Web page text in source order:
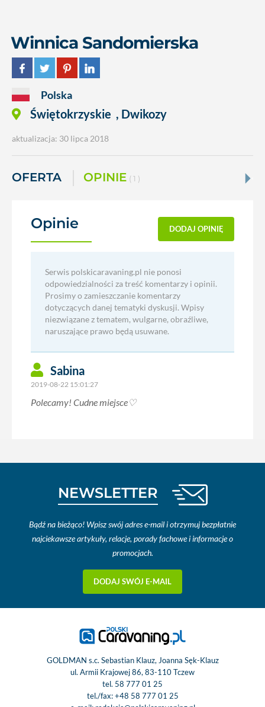
Winnica Sandomierska
Polska
Świętokrzyskie , Dwikozy
aktualizacja: 30 lipca 2018
OFERTA OPINIE ( 1 )
Opinie DODAJ OPINIĘ
Serwis polskicaravaning.pl nie ponosi
odpowiedzialności za treść komentarzy i opinii.
Prosimy o zamieszczanie komentarzy
dotyczących danej tematyki dyskusji. Wpisy
niezwiązane z tematem, wulgarne, obraźliwe,
naruszające prawo będą usuwane.
Sabina
2019-08-22 15:01:27
Polecamy! Cudne miejsce♡
NEWSLETTER
Bądź na bieżąco! Wpisz swój adres e-mail i otrzymuj bezpłatnie
najciekawsze artykuły, relacje, porady fachowe i informacje o
promocjach.
DODAJ SWÓJ E-MAIL
GOLDMAN s.c. Sebastian Klauz, Joanna Sęk-Klauz
ul. Armii Krajowej 86, 83-110 Tczew
tel. 58 777 01 25
tel./fax:+48 58 777 01 25